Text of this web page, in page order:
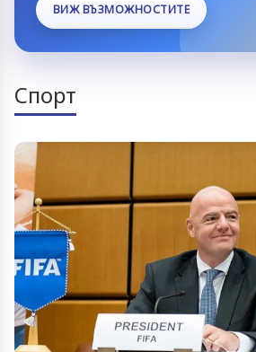
ВИЖ ВЪЗМОЖНОСТИТЕ
Спорт